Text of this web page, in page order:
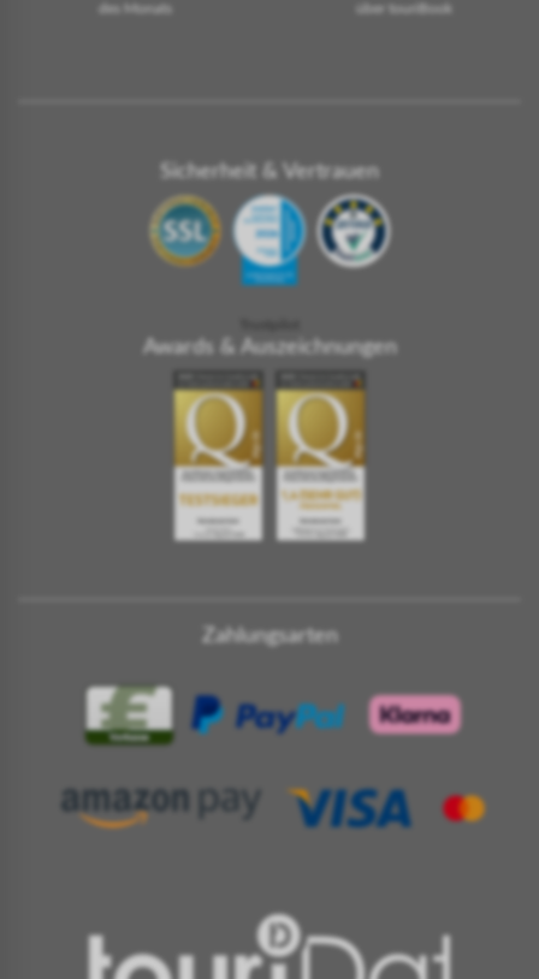
des Monats
über touriBook
Sicherheit & Vertrauen
Awards & Auszeichnungen
Zahlungsarten